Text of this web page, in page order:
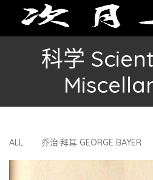
科学
ALL 乔治·拜耳 GEORGE BAYER